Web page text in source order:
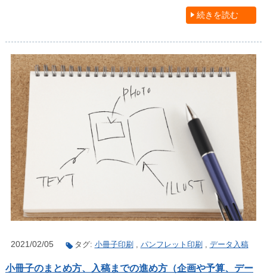
続きを読む
2021/02/05 タグ: 小冊子印刷, パンフレット印刷, データ入稿
小冊子のまとめ方、入稿までの進め方（企画や予算、デー